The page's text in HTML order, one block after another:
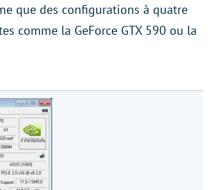
que des configurations à quatre
comme la GeForce GTX 590 ou la